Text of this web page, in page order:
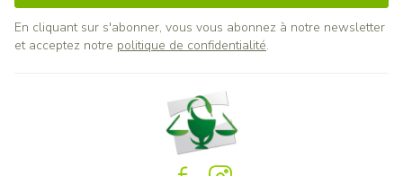
En cliquant sur s'abonner, vous vous abonnez à notre newsletter
et acceptez notre politique de confidentialité.